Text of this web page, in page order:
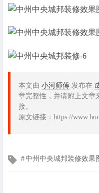
本文由 小河师傅 发布在
章完整性，并请附上文章
接。
原文链接：https://
文中州中央城邦装修效果